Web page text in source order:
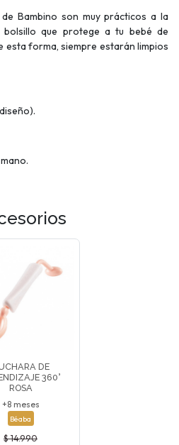
Bambino son muy prácticos a la
que protege a tu bebé de
esta forma, siempre estarán limpios
DE
360°
ROSA
+8 meses
Béaba
$ 14.990